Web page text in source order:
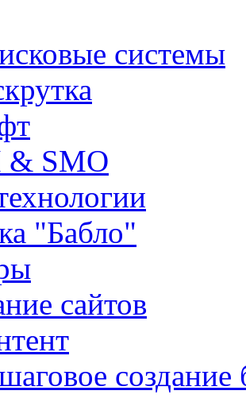
системы
& SMO
"Бабло"
сайтов
создание